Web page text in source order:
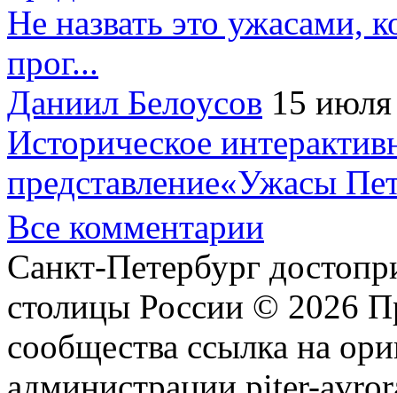
Не назвать это ужасами,
прог...
Даниил Белоусов 15
Историческое
представление«Ужасы
Все комментарии
Санкт-Петербург
столицы России © 2026
сообщества ссылка на